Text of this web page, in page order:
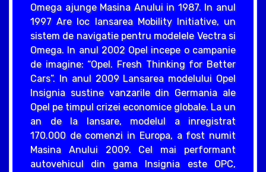
Omega ajunge Masina Anului in 1987. In anul
1997 Are loc lansarea Mobility Initiative, un
sistem de navigatie pentru modelele Vectra si
Omega. In anul 2002 Opel incepe o campanie
de imagine: “Opel. Fresh Thinking for Better
Cars”. In anul 2009 Lansarea modelului Opel
Insignia sustine vanzarile din Germania ale
Opel pe timpul crizei economice globale. La un
an de la lansare, modelul a inregistrat
170.000 de comenzi in Europa, a fost numit
Masina Anului 2009. Cel mai performant
autovehicul din gama Insignia este OPC,